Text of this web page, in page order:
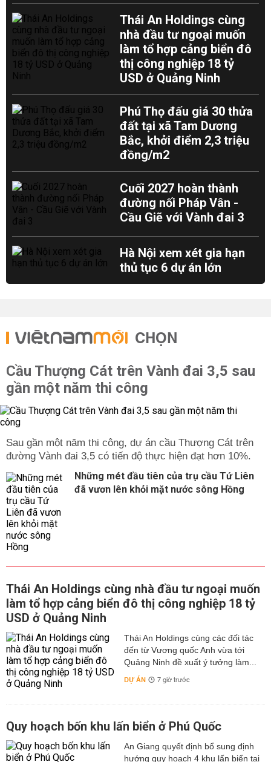
Thái An Holdings cùng
nhà đầu tư ngoại muốn
làm tổ hợp cảng biển đô
thị công nghiệp 18 tỷ
USD ở Quảng Ninh
Phú Thọ đấu giá 30 thửa
đất tại xã Tam Dương
Bắc, khởi điểm 2,3 triệu
đồng/m2
Cuối 2027 hoàn thành
đường nối Pháp Vân -
Cầu Giẽ với Vành đai 3
Hà Nội xem xét gia hạn
thủ tục 6 dự án lớn
CHỌN
Cầu Thượng Cát trên Vành đai 3,5 sau
gần một năm thi công
Sau gần một năm thi công, dự án cầu Thượng Cát trên
đường Vành đai 3,5 có tiến độ thực hiện đạt hơn 10%.
Những mét đầu tiên của trụ cầu Tứ Liên
đã vươn lên khỏi mặt nước sông Hồng
Thái An Holdings cùng nhà đầu tư ngoại muốn
làm tổ hợp cảng biển đô thị công nghiệp 18 tỷ
USD ở Quảng Ninh
Thái An Holdings cùng các đối tác
đến từ Vương quốc Anh vừa tới
Quảng Ninh đề xuất ý tưởng làm...
DỰ ÁN 7 giờ trước
Quy hoạch bốn khu lấn biển ở Phú Quốc
An Giang quyết định bổ sung định
hướng quy hoạch 4 khu lấn biển tại